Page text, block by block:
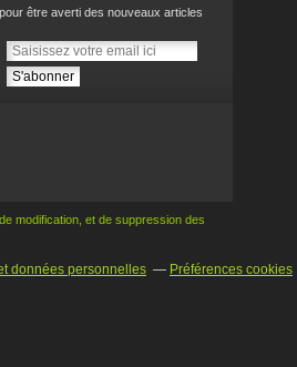
être averti des nouveaux articles
modification, et de suppression des
données personnelles Préférences cookies